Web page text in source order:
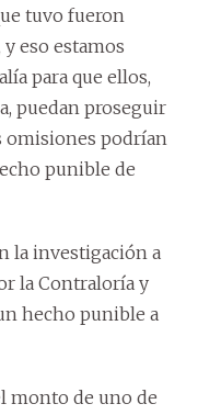
tuvo fueron
eso estamos
para que ellos,
puedan proseguir
omisiones podrían
punible de
la investigación a
la Contraloría y
hecho punible a
monto de uno de